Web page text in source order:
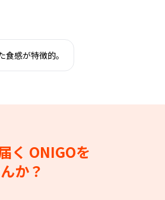
感が特徴的。
く ONIGOを
か？